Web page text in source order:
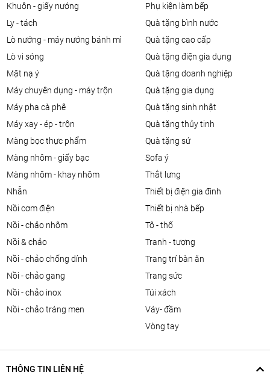
khuôn - giấy nướng
ly - tách
lò nướng - máy nướng bánh mì
lò vi sóng
mặt nạ ý
máy chuyên dụng - máy trộn
máy pha cà phê
máy xay - ép - trộn
màng bọc thực phẩm
màng nhôm - giấy bạc
màng nhôm - khay nhôm
nhẫn
nồi cơm điện
nồi - chảo nhôm
nồi & chảo
nồi - chảo chống dính
nồi - chảo gang
nồi - chảo inox
nồi - chảo tráng men
phụ kiện làm bếp
quà tặng bình nước
quà tặng cao cấp
quà tặng điện gia dụng
quà tặng doanh nghiệp
quà tặng gia dụng
quà tặng sinh nhật
quà tặng thủy tinh
quà tặng sứ
sofa ý
thắt lưng
thiết bị điện gia đình
thiết bị nhà bếp
tô - thố
tranh - tượng
trang trí bàn ăn
trang sức
túi xách
váy- đầm
vòng tay
THÔNG TIN LIÊN HỆ